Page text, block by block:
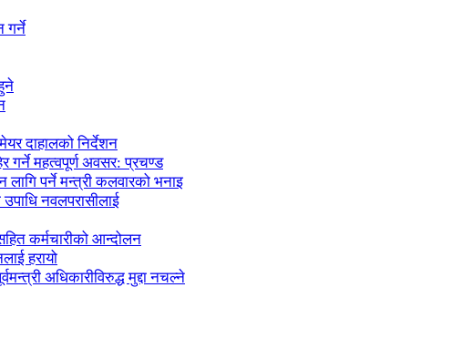
गर्ने
दाहालको निर्देशन
गर्ने महत्वपूर्ण अवसर: प्रचण्ड
पर्ने मन्त्री कलवारको भनाइ
नवलपरासीलाई
कर्मचारीको आन्दोलन
हरायो
अधिकारीविरुद्ध मुद्दा नचल्ने